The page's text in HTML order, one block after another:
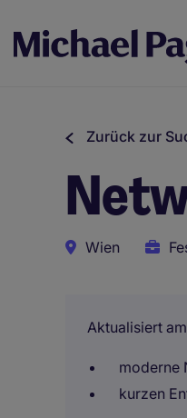
Zurück zur
Wien
Aktualisiert
moderne
kurzen